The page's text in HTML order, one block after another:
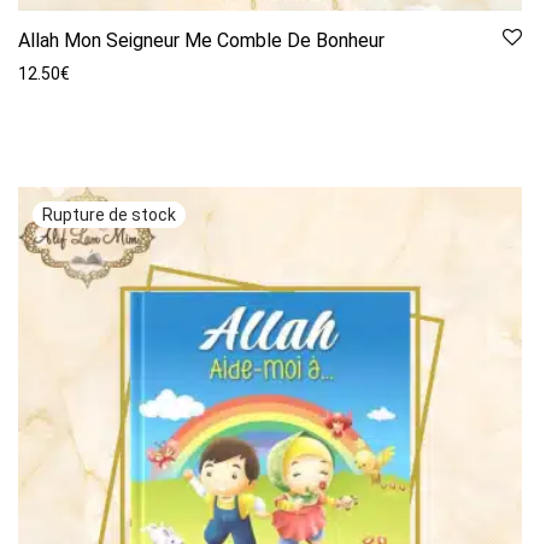
Allah Mon Seigneur Me Comble De Bonheur
12.50€